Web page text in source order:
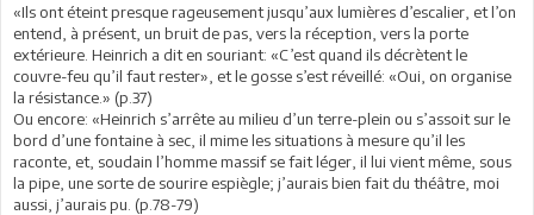
«Ils ont éteint presque rageusement jusqu’aux lumières d’escalier, et l’on
entend, à présent, un bruit de pas, vers la réception, vers la porte
extérieure. Heinrich a dit en souriant: «C’est quand ils décrètent le
couvre-feu qu’il faut rester», et le gosse s’est réveillé: «Oui, on organise
la résistance.» (p.37)
Ou encore: «Heinrich s’arrête au milieu d’un terre-plein ou s’assoit sur le
bord d’une fontaine à sec, il mime les situations à mesure qu’il les
raconte, et, soudain l’homme massif se fait léger, il lui vient même, sous
la pipe, une sorte de sourire espiègle; j’aurais bien fait du théâtre, moi
aussi, j’aurais pu. (p.78-79)